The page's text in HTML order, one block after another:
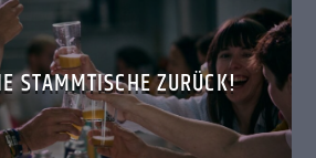
STAMMTISCHE ZURÜCK!